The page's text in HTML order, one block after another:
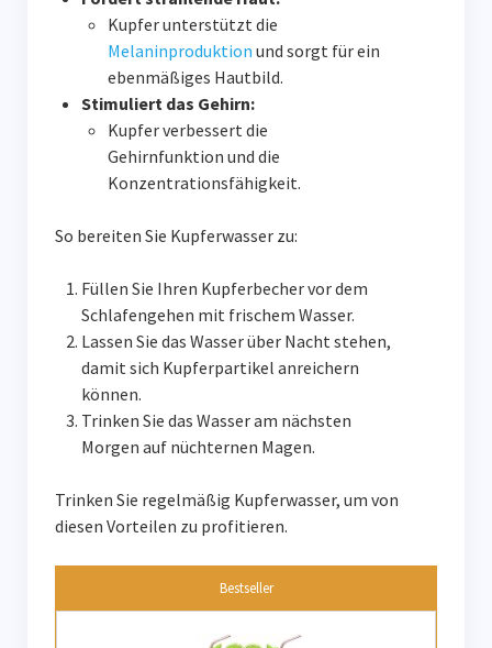
Kupfer unterstützt die
Melaninproduktion und sorgt für ein
ebenmäßiges Hautbild.
Stimuliert das Gehirn:
Kupfer verbessert die
Gehirnfunktion und die
Konzentrationsfähigkeit.
So bereiten Sie Kupferwasser zu:
Füllen Sie Ihren Kupferbecher vor dem
Schlafengehen mit frischem Wasser.
Lassen Sie das Wasser über Nacht stehen,
damit sich Kupferpartikel anreichern
können.
Trinken Sie das Wasser am nächsten
Morgen auf nüchternen Magen.
Trinken Sie regelmäßig Kupferwasser, um von
diesen Vorteilen zu profitieren.
Bestseller